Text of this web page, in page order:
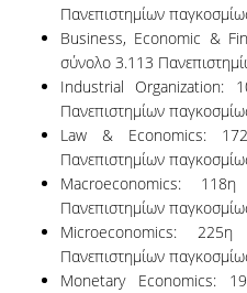
Ιδρύματος
Εξωτερική Αξιολόγηση
Πιστοποίηση
ΕΣΔΠ
ΠΠΣ
Πανεπιστημίων
Business, Economic &
σύνολο 3.113
Industrial Organization:
Πανεπιστημίων
Law & Economics: 172
Πανεπιστημίων
Macroeconomics: 118η
Πανεπιστημίων
Microeconomics: 225η
Πανεπιστημίων
Monetary Economics: